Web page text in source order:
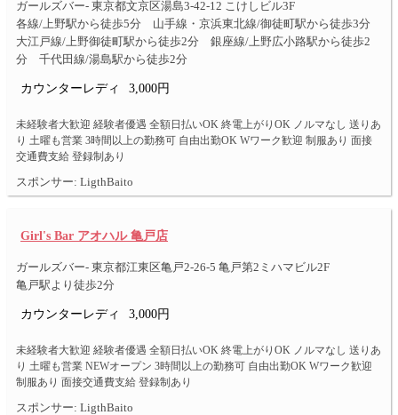
ガールズバー- 東京都文京区湯島3-42-12 こけしビル3F
各線/上野駅から徒歩5分 山手線・京浜東北線/御徒町駅から徒歩3分
大江戸線/上野御徒町駅から徒歩2分 銀座線/上野広小路駅から徒歩2
分 千代田線/湯島駅から徒歩2分
カウンターレディ 3,000円
未経験者大歓迎 経験者優遇 全額日払いOK 終電上がりOK ノルマなし 送りあ
り 土曜も営業 3時間以上の勤務可 自由出勤OK Wワーク歓迎 制服あり 面接
交通費支給 登録制あり
スポンサー: LigthBaito
Girl's Bar アオハル 亀戸店
ガールズバー- 東京都江東区亀戸2-26-5 亀戸第2ミハマビル2F
亀戸駅より徒歩2分
カウンターレディ 3,000円
未経験者大歓迎 経験者優遇 全額日払いOK 終電上がりOK ノルマなし 送りあ
り 土曜も営業 NEWオープン 3時間以上の勤務可 自由出勤OK Wワーク歓迎
制服あり 面接交通費支給 登録制あり
スポンサー: LigthBaito